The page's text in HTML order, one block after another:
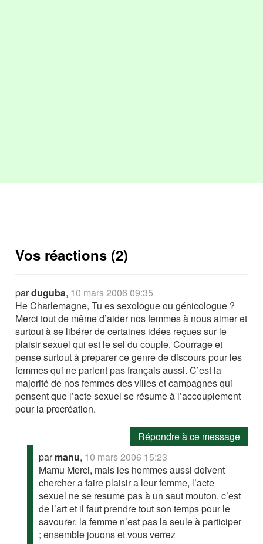
Vos réactions (2)
parduguba, 10 mars 2006 09:35
He Charlemagne, Tu es sexologue ou génicologue ?
Merci tout de même d’aider nos femmes à nous aimer et
surtout à se libérer de certaines idées reçues sur le
plaisir sexuel qui est le sel du couple. Courrage et
pense surtout à preparer ce genre de discours pour les
femmes qui ne parlent pas français aussi. C’est la
majorité de nos femmes des villes et campagnes qui
pensent que l’acte sexuel se résume à l’accouplement
pour la procréation.
Répondre à ce message
parmanu, 10 mars 2006 15:23
Mamu Merci, mais les hommes aussi doivent
chercher a faire plaisir a leur femme, l’acte
sexuel ne se resume pas à un saut mouton. c’est
de l’art et il faut prendre tout son temps pour le
savourer. la femme n’est pas la seule à participer
; ensemble jouons et vous verrez